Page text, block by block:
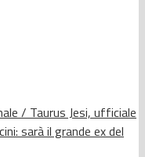
/ Taurus Jesi, ufficiale
sarà il grande ex del